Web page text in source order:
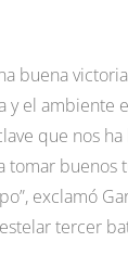
buena
y el ambiente
que nos
tomar buenos
exclamó
tercer